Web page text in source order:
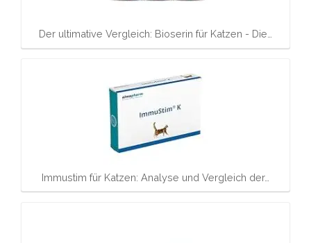
Der ultimative Vergleich: Bioserin für Katzen - Die…
Immustim für Katzen: Analyse und Vergleich der…